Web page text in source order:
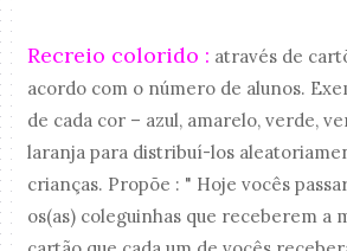
Recreio colorido : através de
acordo com o número de alunos.
de cada cor – azul, amarelo, verde,
laranja para distribuí-los
crianças. Propõe : " Hoje vocês
os(as) coleguinhas que receberem a